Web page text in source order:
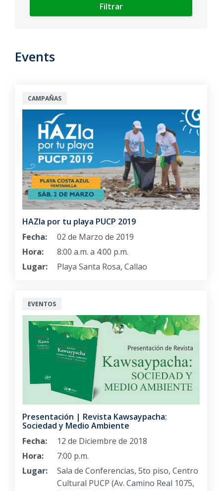
Filtrar
Events
CAMPAÑAS
HAZla por tu playa PUCP 2019
Fecha:
02 de Marzo de 2019
Hora:
8:00 a.m. a 4:00 p.m.
Lugar:
Playa Santa Rosa, Callao
EVENTOS
Presentación | Revista Kawsaypacha:
Sociedad y Medio Ambiente
Fecha:
12 de Diciembre de 2018
Hora:
7:00 p.m.
Lugar:
Sala de Conferencias, 5to piso, Centro
Cultural PUCP (Av. Camino Real 1075,